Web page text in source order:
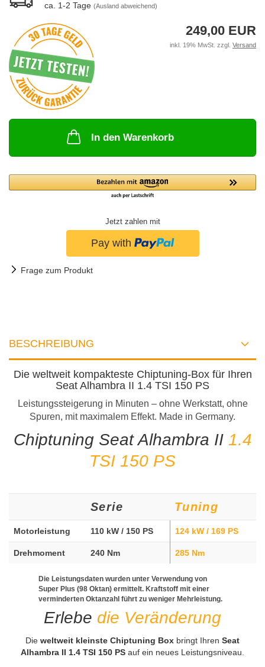
ca. 1-2 Tage (Ausland abweichend)
249,00 EUR
inkl. 19% MwSt. zzgl. Versand
In den Warenkorb
Jetzt zahlen mit
Frage zum Produkt
BESCHREIBUNG
Die weltweit kompakteste Chiptuning-Box für Ihren
Seat Alhambra II 1.4 TSI 150 PS
Leistungssteigerung in Minuten – ohne Werkstatt, ohne
Spuren, mit maximalem Effekt. Made in Germany.
Chiptuning Seat Alhambra II 1.4
TSI 150 PS
Serie Tuning
Motorleistung 110 kW / 150 PS 124 kW / 169 PS
Drehmoment 240 Nm 285 Nm
Die Leistungsdaten wurden unter Verwendung von
Super Plus (98 Oktan) ermittelt. Kraftstoff mit einer
verminderten Oktanzahl führt zu weniger Mehrleistung.
Erlebe die Veränderung
Die weltweit kleinste Chiptuning Box bringt Ihren Seat
Alhambra II 1.4 TSI 150 PS auf ein neues Leistungsniveau.